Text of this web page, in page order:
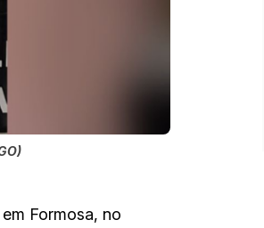
Formosa, no